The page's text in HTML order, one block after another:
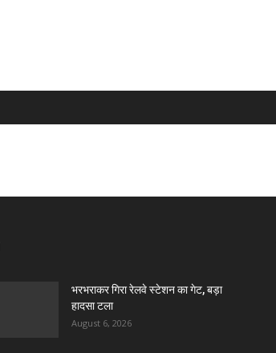
भरभराकर गिरा रेलवे स्टेशन का गेट, बड़ा
हादसा टला
August 6, 2026